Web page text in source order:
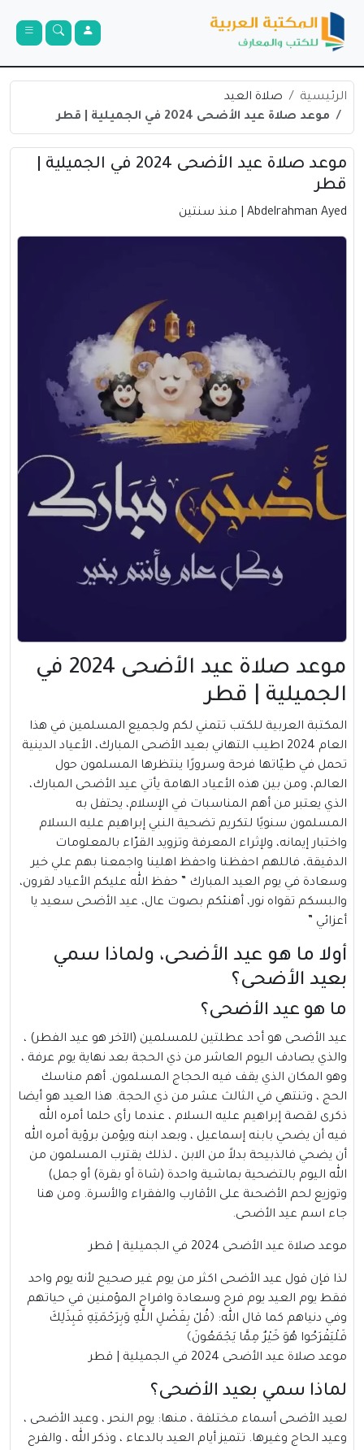
الرئيسية
صلاة العيد
موعد صلاة عيد الأضحى 2024 في الجميلية | قطر
موعد صلاة عيد الأضحى 2024 في الجميلية |
قطر
Abdelrahman Ayed | منذ سنتين
موعد صلاة عيد الأضحى 2024 في
الجميلية | قطر
المكتبة العربية للكتب تتمني لكم ولجميع المسلمين في هذا
العام 2024 اطيب التهاني بعيد الأضحى المبارك، الأعياد الدينية
تحمل في طيّاتها فرحة وسرورًا ينتظرها المسلمون حول
العالم، ومن بين هذه الأعياد الهامة يأتي عيد الأضحى المبارك،
الذي يعتبر من أهم المناسبات في الإسلام، يحتفل به
المسلمون سنويًا لتكريم تضحية النبي إبراهيم عليه السلام
واختبار إيمانه، ولإثراء المعرفة وتزويد القرّاء بالمعلومات
الدقيقة، فاللهم احفظنا واحفظ اهلينا واجمعنا بهم علي خير
وسعادة في يوم العيد المبارك ” حفظ الله عليكم الأعياد لقرون،
والبسكم تقواه نور، أهنئكم بصوت عال، عيد الأضحى سعيد يا
أعزائي ”
أولا ما هو عيد الأضحى، ولماذا سمي
بعيد الأضحى؟
ما هو عيد الأضحى؟
عيد الأضحى هو أحد عطلتين للمسلمين (الآخر هو عيد الفطر) ،
والذي يصادف اليوم العاشر من ذي الحجة بعد نهاية يوم عرفة ،
وهو المكان الذي يقف فيه الحجاج المسلمون. أهم مناسك
الحج ، وتنتهي في الثالث عشر من ذي الحجة. هذا العيد هو أيضا
ذكرى لقصة إبراهيم عليه السلام ، عندما رأى حلما أمره الله
فيه أن يضحي بابنه إسماعيل ، وبعد ابنه ويؤمن برؤية أمره الله
أن يضحي فالذبيحة بدلاً من الابن ، لذلك يقترب المسلمون من
الله اليوم بالتضحية بماشية واحدة (شاة أو بقرة) أو جمل)
وتوزيع لحم الأضحىة على الأقارب والفقراء والأسرة. ومن هنا
جاء اسم عيد الأضحى.
موعد صلاة عيد الأضحى 2024 في الجميلية | قطر
لذا فإن قول عيد الأضحى اكثر من يوم غير صحيح لأنه يوم واحد
فقط يوم العيد يوم فرح وسعادة وافراح المؤمنين في حياتهم
وفي دنياهم كما قال الله: ﴿قُلْ بِفَضْلِ اللَّهِ وَبِرَحْمَتِهِ فَبِذَلِكَ
فَلْيَفْرَحُوا هُوَ خَيْرٌ مِمَّا يَجْمَعُونَ﴾
موعد صلاة عيد الأضحى 2024 في الجميلية | قطر
لماذا سمي بعيد الأضحى؟
لعيد الأضحى أسماء مختلفة ، منها: يوم النحر ، وعيد الأضحى ،
وعيد الحاج وغيرها. تتميز أيام العيد بالدعاء ، وذكر الله ، والفرح